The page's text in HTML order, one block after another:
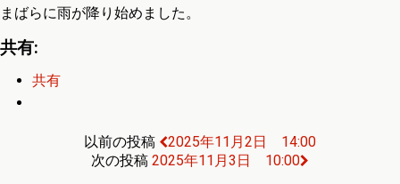
まばらに雨が降り始めました。
共有:
共有
以前の投稿
2025年11月2日 14:00
次の投稿 2025年11月3日 10:00